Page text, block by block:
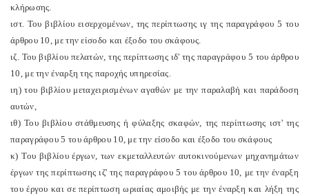
κλήρωσης.
ιστ. Του βιβλίου εισερχομένων, της περίπτωσης ιγ της παραγράφου 5 του
άρθρου 10, με την είσοδο και έξοδο του σκάφους.
ιζ. Του βιβλίου πελατών, της περίπτωσης ιδ' της παραγράφου 5 του άρθρου
10, με την έναρξη της παροχής υπηρεσίας.
ιη) του βιβλίου μεταχειρισμένων αγαθών με την παραλαβή και παράδοση
αυτών,
ιθ) Του βιβλίου στάθμευσης ή φύλαξης σκαφών, της περίπτωσης ιστ' της
παραγράφου 5 του άρθρου 10, με την είσοδο και έξοδο του σκάφους
κ) Του βιβλίου έργων, των εκμεταλλευτών αυτοκινούμενων μηχανημάτων
έργων της περίπτωσης ιζ' της παραγράφου 5 του άρθρου 10, με την έναρξη
του έργου και σε περίπτωση ωριαίας αμοιβής με την έναρξη και λήξη της